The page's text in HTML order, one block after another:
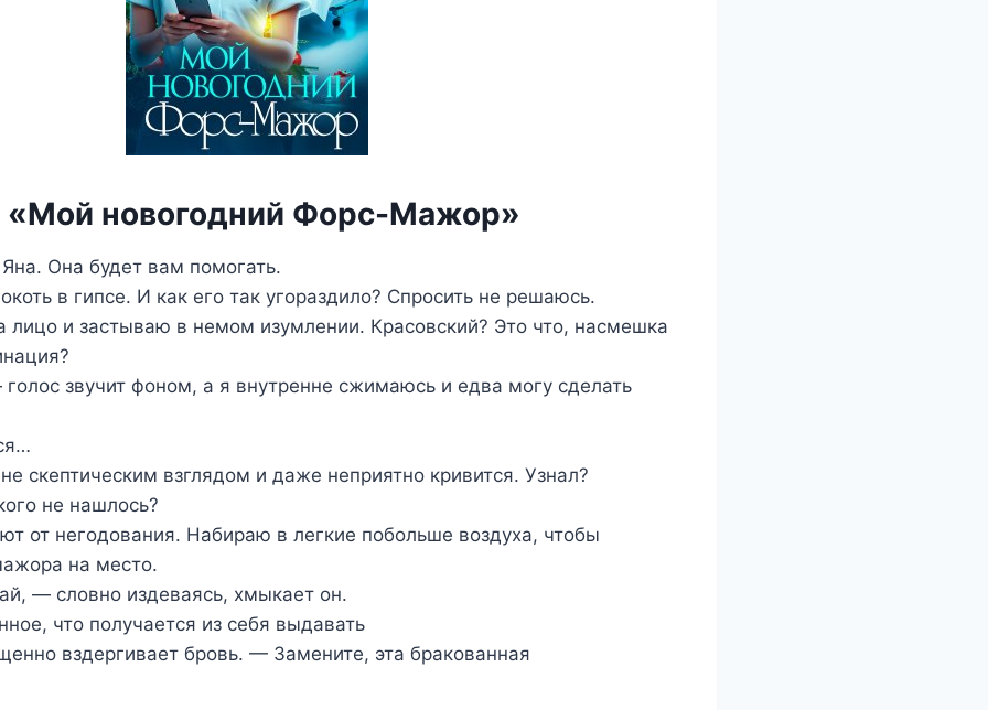
«Мой новогодний Форс-Мажор»
Она будет вам помогать.
в гипсе. И как его так угораздило? Спросить не решаюсь.
лицо и застываю в немом изумлении. Красовский? Это что, насмешка
звучит фоном, а я внутренне сжимаюсь и едва могу сделать
скептическим взглядом и даже неприятно кривится. Узнал?
не нашлось?
от негодования. Набираю в легкие побольше воздуха, чтобы
на место.
— словно издеваясь, хмыкает он.
что получается из себя выдавать
вздергивает бровь. — Замените, эта бракованная